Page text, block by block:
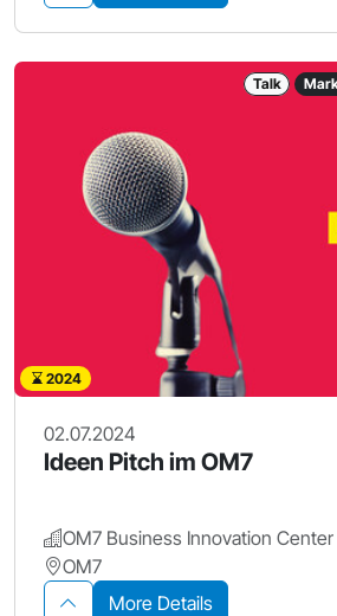
Talk
2024
02.07.2024
Ideen Pitch im OM7
OM7 Business Innovation Center
OM7
More Details